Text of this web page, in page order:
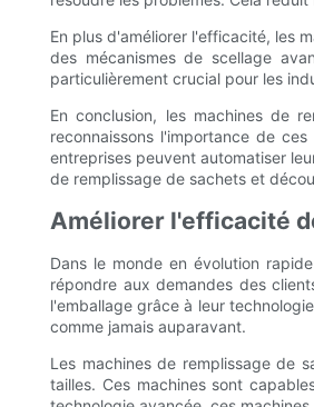
En plus d'améliorer l'efficacité, les
des mécanismes de scellage
particulièrement crucial pour les
En conclusion, les machines de
reconnaissons l'importance de
entreprises peuvent automatiser
de remplissage de sachets et
Améliorer l'efficacité
Dans le monde en évolution
répondre aux demandes des
l'emballage grâce à leur
comme jamais auparavant.
Les machines de remplissage de
tailles. Ces machines sont